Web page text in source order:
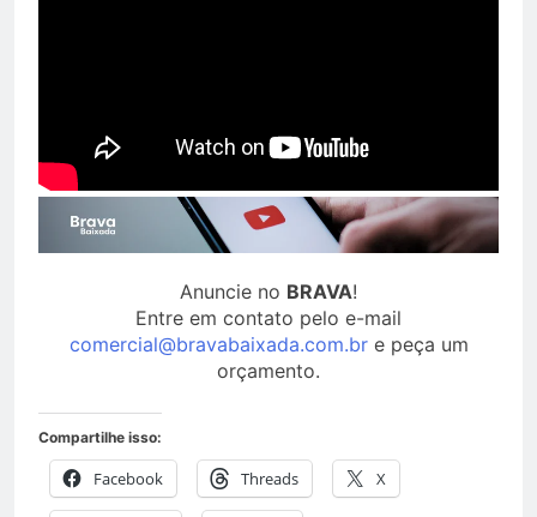
Anuncie no BRAVA!
Entre em contato pelo e-mail
comercial@bravabaixada.com.bre peça um
orçamento.
Compartilhe isso:
Facebook Threads X